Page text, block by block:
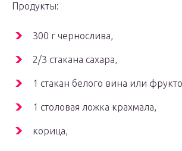
Продукты:
300 г чернослива,
2/3 стакана сахара,
1 стакан белого вина или
1 столовая ложка крахмала,
корица,